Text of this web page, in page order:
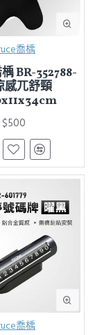
喬楀
BR-352788-
感兀舒頸
$500
喬楀